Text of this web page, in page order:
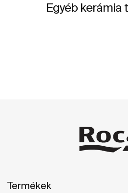
Egyéb kerámia
Termékek